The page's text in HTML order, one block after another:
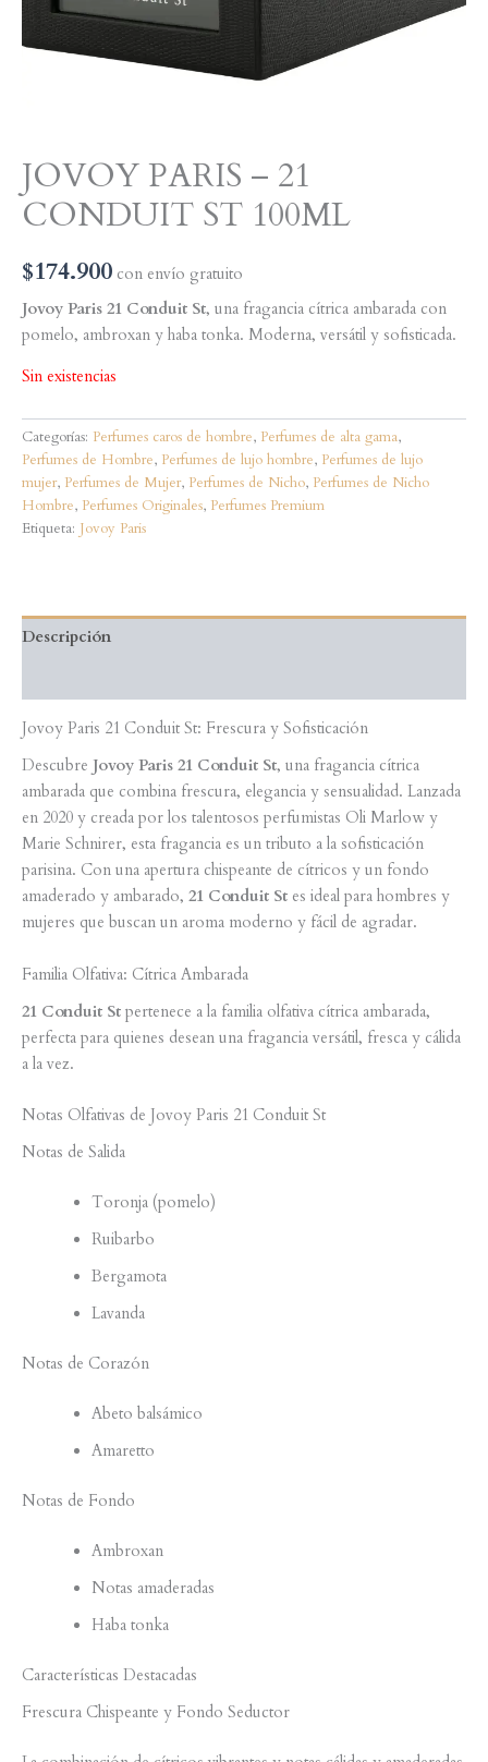
JOVOY PARIS – 21
CONDUIT ST 100ML
$174.900 con envío gratuito
Jovoy Paris 21 Conduit St, una fragancia cítrica ambarada con
pomelo, ambroxan y haba tonka. Moderna, versátil y sofisticada.
Sin existencias
Categorías: Perfumes caros de hombre, Perfumes de alta gama,
Perfumes de Hombre, Perfumes de lujo hombre, Perfumes de lujo
mujer, Perfumes de Mujer, Perfumes de Nicho, Perfumes de Nicho
Hombre, Perfumes Originales, Perfumes Premium
Etiqueta: Jovoy Paris
Descripción
Jovoy Paris 21 Conduit St: Frescura y Sofisticación
Descubre Jovoy Paris 21 Conduit St, una fragancia cítrica
ambarada que combina frescura, elegancia y sensualidad. Lanzada
en 2020 y creada por los talentosos perfumistas Oli Marlow y
Marie Schnirer, esta fragancia es un tributo a la sofisticación
parisina. Con una apertura chispeante de cítricos y un fondo
amaderado y ambarado, 21 Conduit St es ideal para hombres y
mujeres que buscan un aroma moderno y fácil de agradar.
Familia Olfativa: Cítrica Ambarada
21 Conduit St pertenece a la familia olfativa cítrica ambarada,
perfecta para quienes desean una fragancia versátil, fresca y cálida
a la vez.
Notas Olfativas de Jovoy Paris 21 Conduit St
Notas de Salida
Toronja (pomelo)
Ruibarbo
Bergamota
Lavanda
Notas de Corazón
Abeto balsámico
Amaretto
Notas de Fondo
Ambroxan
Notas amaderadas
Haba tonka
Características Destacadas
Frescura Chispeante y Fondo Seductor